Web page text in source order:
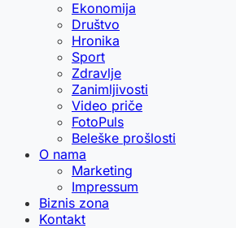
Ekonomija
Društvo
Hronika
Sport
Zdravlje
Zanimljivosti
Video priče
FotoPuls
Beleške prošlosti
O nama
Marketing
Impressum
Biznis zona
Kontakt